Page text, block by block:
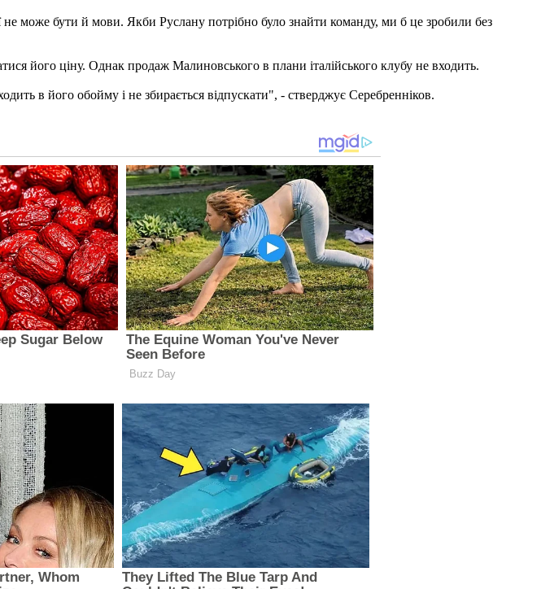
може бути й мови. Якби Руслану потрібно було знайти команду, ми б це зробили без
його ціну. Однак продаж Малиновського в плани італійського клубу не входить.
в його обойму і не збирається відпускати", - стверджує Серебренніков.